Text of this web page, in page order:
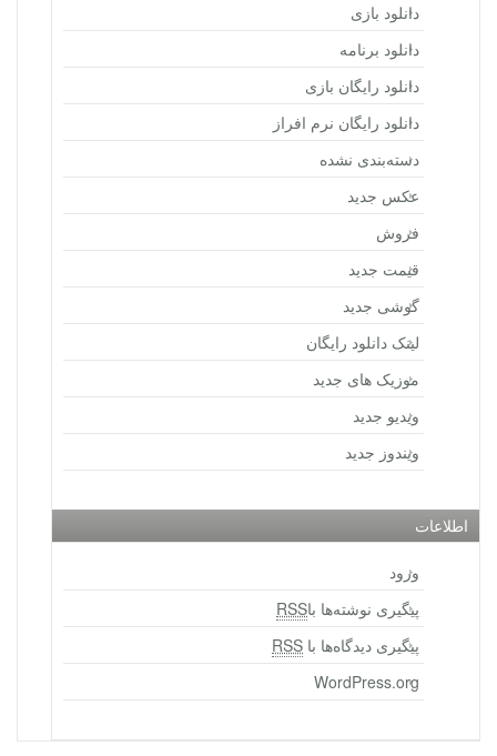
دانلود بازی
دانلود برنامه
دانلود رایگان بازی
دانلود رایگان نرم افراز
دسته‌بندی نشده
عکس جدید
فروش
قیمت جدید
گوشی جدید
لینک دانلود رایگان
موزیک های جدید
ویدیو جدید
ویندوز جدید
اطلاعات
ورود
پیگیری نوشته‌ها باRSS
پیگیری دیدگاه‌ها با RSS
WordPress.org